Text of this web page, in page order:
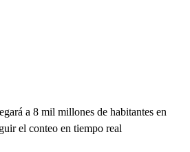
a 8 mil millones de habitantes en
el conteo en tiempo real